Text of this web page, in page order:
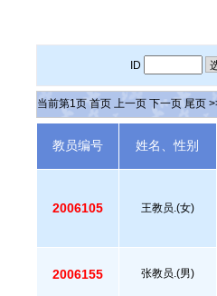
ID
当前第1页 首页 上一页 下一页 尾页
教员编号 姓名、性别
2006105 王教员.(女)
2006155 张教员.(男)